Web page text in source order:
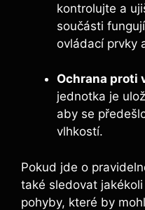
kontrolujte a
součásti
ovládací prvky
Ochrana proti
jednotka je
aby se
vlhkostí.
Pokud jde o
také sledovat jakékoli
pohyby, které by